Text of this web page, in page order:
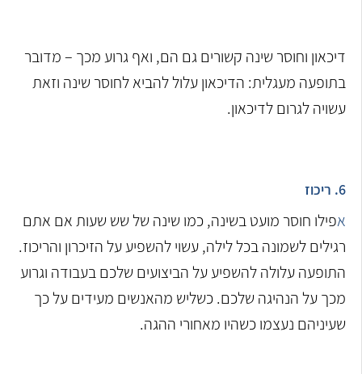
דיכאון וחוסר שינה קשורים גם הם, ואף גרוע מכך – מדובר
בתופעה מעגלית: הדיכאון עלול להביא לחוסר שינה וזאת
עשויה לגרום לדיכאון.
6. ריכוז
אפילו חוסר מועט בשינה, כמו שינה של שש שעות אם אתם
רגילים לשמונה בכל לילה, עשוי להשפיע על הזיכרון והריכוז.
התופעה עלולה להשפיע על הביצועים שלכם בעבודה וגרוע
מכך על הנהיגה שלכם. כשליש מהאנשים מעידים על כך
שעיניהם נעצמו כשהיו מאחורי ההגה.